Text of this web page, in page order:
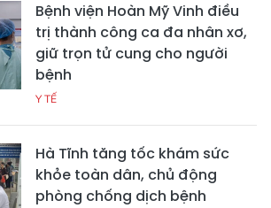
Bệnh viện Hoàn Mỹ Vinh điều
trị thành công ca đa nhân xơ,
giữ trọn tử cung cho người
bệnh
Y TẾ
Hà Tĩnh tăng tốc khám sức
khỏe toàn dân, chủ động
phòng chống dịch bệnh